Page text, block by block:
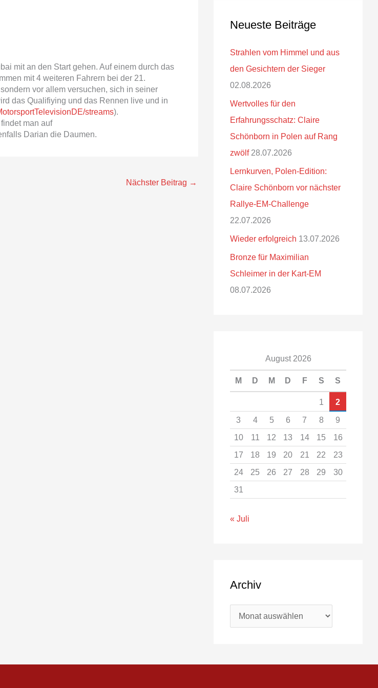
mit an den Start gehen. Auf einem durch das
mit 4 weiteren Fahrern bei der 21.
vor allem versuchen, sich in seiner
das Qualifiying und das Rennen live und in
streams).
man auf
Darian die Daumen.
Nächster Beitrag →
Neueste Beiträge
Strahlen vom Himmel und aus
den Gesichtern der Sieger
02.08.2026
Wertvolles für den
Erfahrungsschatz: Claire
Schönborn in Polen auf Rang
zwölf 28.07.2026
Lernkurven, Polen-Edition:
Claire Schönborn vor nächster
Rallye-EM-Challenge
22.07.2026
Wieder erfolgreich 13.07.2026
Bronze für Maximilian
Schleimer in der Kart-EM
08.07.2026
August 2026
M D M D F S S
1 2
3 4 5 6 7 8
9
10
11 12 13 14 15
16
17
18 19 20 21 22
23
24
25 26 27 28 29
30
31
« Juli
Archiv